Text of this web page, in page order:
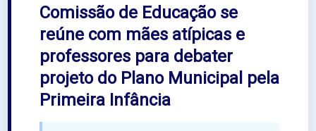
Comissão de Educação se
reúne com mães atípicas e
professores para debater
projeto do Plano Municipal pela
Primeira Infância